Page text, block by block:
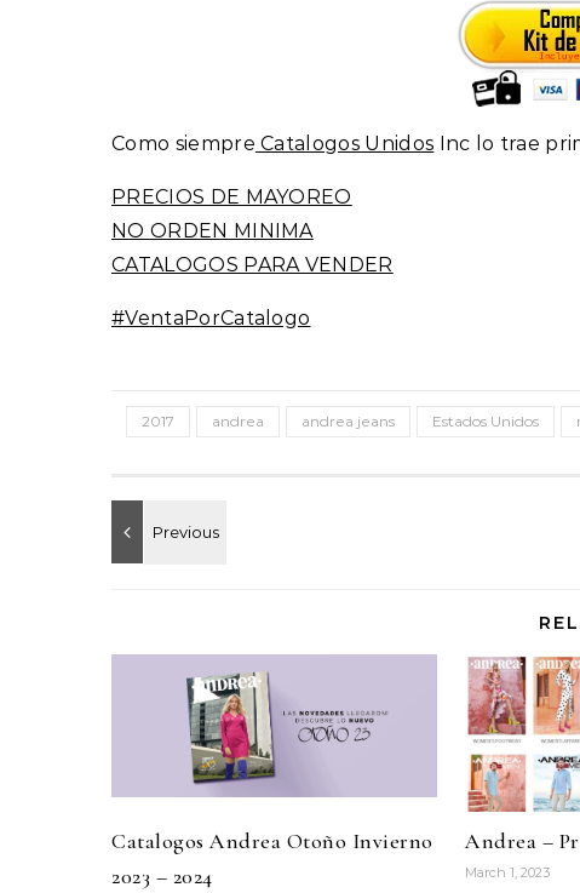
Como siempre Catalogos Unidos Inc lo trae
PRECIOS DE MAYOREO
NO ORDEN MINIMA
CATALOGOS PARA VENDER
#VentaPorCatalogo
2017 andrea andrea jeans Estados Unidos
Catalogos Andrea Otoño Invierno
2023 – 2024
Andrea –
March 1, 2023